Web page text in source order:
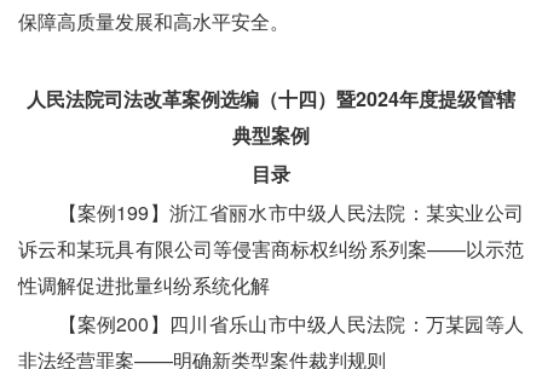
保障高质量发展和高水平安全。
人民法院司法改革案例选编（十四）暨2024年度提级管辖
典型案例
目录
【案例199】浙江省丽水市中级人民法院：某实业公司
诉云和某玩具有限公司等侵害商标权纠纷系列案——以示范
性调解促进批量纠纷系统化解
【案例200】四川省乐山市中级人民法院：万某园等人
非法经营罪案——明确新类型案件裁判规则